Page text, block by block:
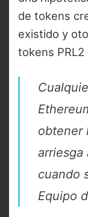
de tokens
existido y
tokens
obtener
arriesga
cuando
Equipo